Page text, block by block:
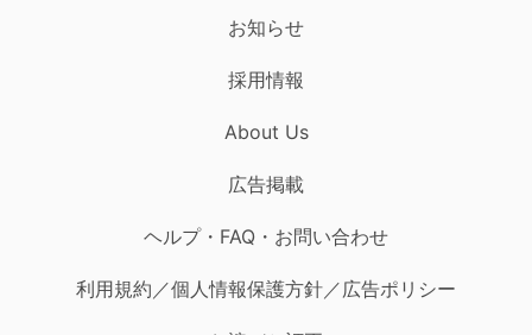
お知らせ
採用情報
About Us
広告掲載
ヘルプ・FAQ・お問い合わせ
利用規約／個人情報保護方針／広告ポリシー